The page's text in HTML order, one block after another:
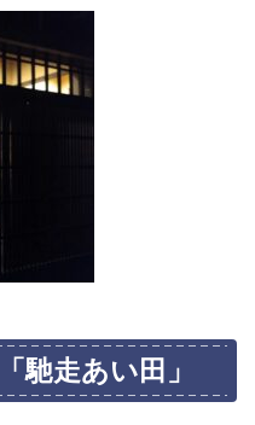
走あい田」